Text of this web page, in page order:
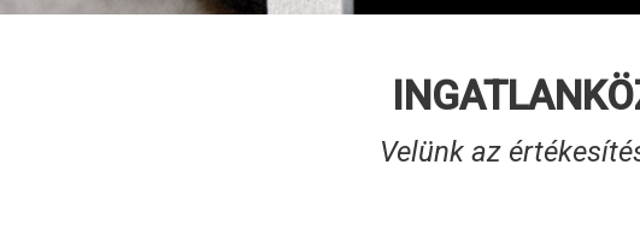
Velünk az